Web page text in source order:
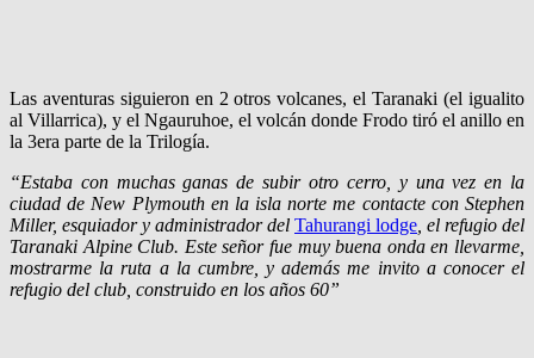
Las aventuras siguieron en 2 otros volcanes, el Taranaki (el igualito
al Villarrica), y el Ngauruhoe, el volcán donde Frodo tiró el anillo en
la 3era parte de la Trilogía.
“Estaba con muchas ganas de subir otro cerro, y una vez en la
ciudad de New Plymouth en la isla norte me contacte con Stephen
Miller, esquiador y administrador del Tahurangi lodge , el refugio del
Taranaki Alpine Club. Este señor fue muy buena onda en llevarme,
mostrarme la ruta a la cumbre, y además me invito a conocer el
refugio del club, construido en los años 60”